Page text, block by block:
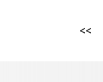
<<